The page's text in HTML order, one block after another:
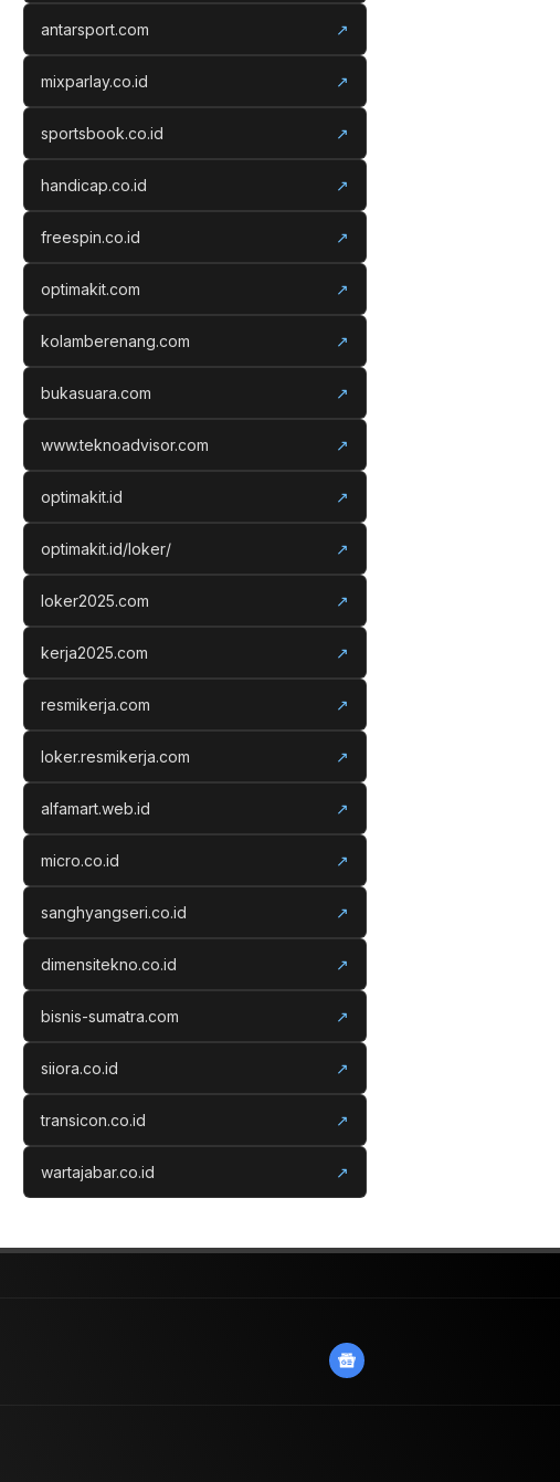
antarsport.com ↗
mixparlay.co.id ↗
sportsbook.co.id ↗
handicap.co.id ↗
freespin.co.id ↗
optimakit.com ↗
kolamberenang.com ↗
bukasuara.com ↗
www.teknoadvisor.com ↗
optimakit.id ↗
optimakit.id/loker/ ↗
loker2025.com ↗
kerja2025.com ↗
resmikerja.com ↗
loker.resmikerja.com ↗
alfamart.web.id ↗
micro.co.id ↗
sanghyangseri.co.id ↗
dimensitekno.co.id ↗
bisnis-sumatra.com ↗
siiora.co.id ↗
transicon.co.id ↗
wartajabar.co.id ↗